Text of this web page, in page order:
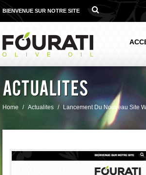
BIENVENUE SUR NOTRE SITE
Actualites
Home Actualites Lancement Du Nouveau Site